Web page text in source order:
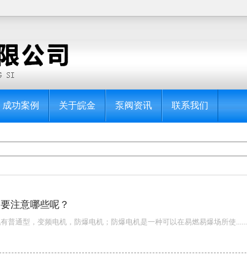
成功案例 关于皖金 泵阀资讯 联系我们
注意哪些呢？
普通型，变频电机，防爆电机；防爆电机是一种可以在易燃易爆场所使......